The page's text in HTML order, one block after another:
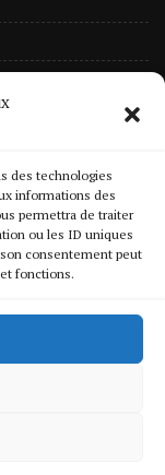
des technologies
informations des
permettra de traiter
ou les ID uniques
consentement peut
fonctions.